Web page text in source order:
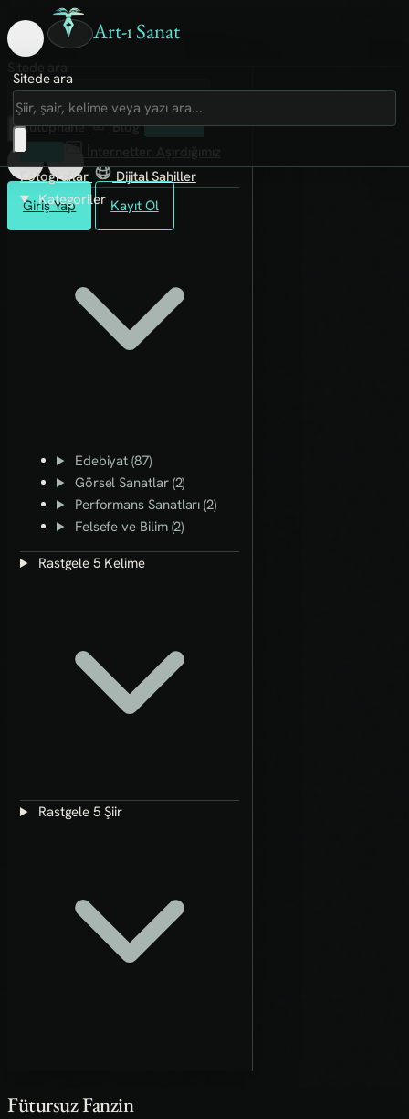
Art-ı Sanat
Giriş Yap Kayıt Ol
Sitede ara
Art-ı Sosyal
İmece
Kütüphane
Blog
Fanzin
Rafları
Fotoğraflar
Dijital Sahiller
Kategoriler
Edebiyat (87)
Görsel Sanatlar (2)
Performans Sanatları (2)
Felsefe ve Bilim (2)
Rastgele 5 Kelime
Rastgele 5 Şiir
Fütursuz Fanzin